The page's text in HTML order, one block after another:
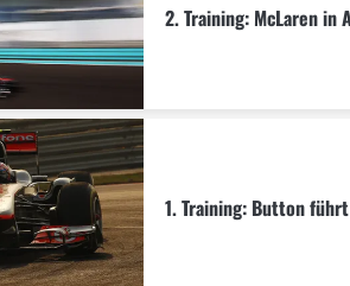
2. Training: McLaren in
1. Training: Button